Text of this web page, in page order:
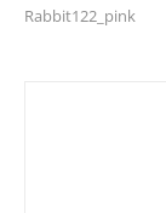
Rabbit122_pink